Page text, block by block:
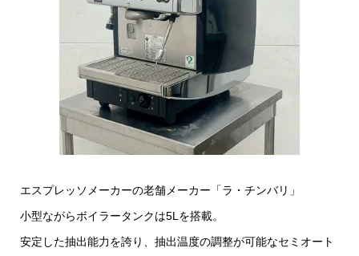
エスプレッソメーカーの老舗メーカー「ラ・チンバリ」
小型ながらボイラータンクは5Lを搭載。
安定した抽出能力を誇り、抽出温度の調整が可能なセミオート